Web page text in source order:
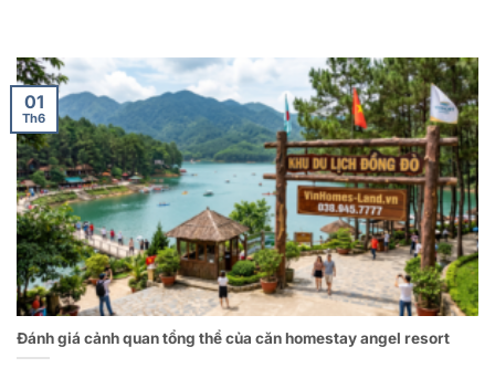
Đánh giá cảnh quan tổng thể của căn homestay angel resort
01
Th6